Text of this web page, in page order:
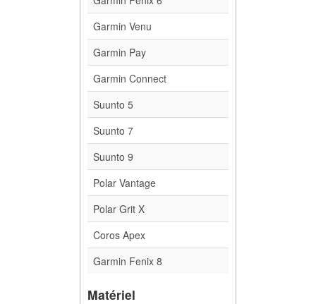
Garmin Venu
Garmin Pay
Garmin Connect
Suunto 5
Suunto 7
Suunto 9
Polar Vantage
Polar Grit X
Coros Apex
Garmin Fenix 8
Matériel